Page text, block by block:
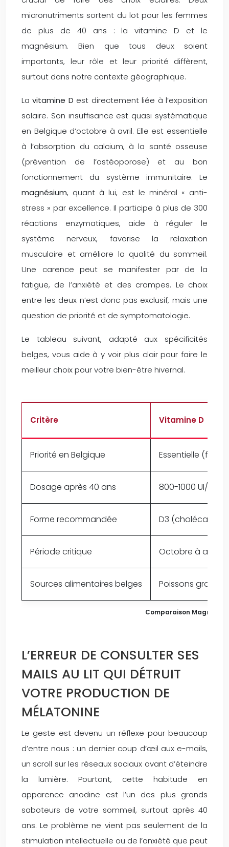
micronutriments sortent du lot pour les femmes
de plus de 40 ans : la vitamine D et le
magnésium. Bien que tous deux soient
importants, leur rôle et leur priorité diffèrent,
surtout dans notre contexte géographique.
Lavitamine D est directement liée à l’exposition
solaire. Son insuffisance est quasi systématique
en Belgique d’octobre à avril. Elle est essentielle
à l’absorption du calcium, à la santé osseuse
(prévention de l’ostéoporose) et au bon
fonctionnement du système immunitaire. Le
magnésium, quant à lui, est le minéral « anti-
stress » par excellence. Il participe à plus de 300
réactions enzymatiques, aide à réguler le
système nerveux, favorise la relaxation
musculaire et améliore la qualité du sommeil.
Une carence peut se manifester par de la
fatigue, de l’anxiété et des crampes. Le choix
entre les deux n’est donc pas exclusif, mais une
question de priorité et de symptomatologie.
Le tableau suivant, adapté aux spécificités
belges, vous aide à y voir plus clair pour faire le
meilleur choix pour votre bien-être hivernal.
Comparaison
Critère Vitamine D
Priorité en Belgique Essentielle
Dosage après 40 ans 800-1000 UI/jour
Forme recommandée D3
Période critique Octobre à avril
Sources alimentaires belges Poissons gras,
L’ERREUR DE CONSULTER SES
MAILS AU LIT QUI DÉTRUIT
VOTRE PRODUCTION DE
MÉLATONINE
Le geste est devenu un réflexe pour beaucoup
d’entre nous : un dernier coup d’œil aux e-mails,
un scroll sur les réseaux sociaux avant d’éteindre
la lumière. Pourtant, cette habitude en
apparence anodine est l’un des plus grands
saboteurs de votre sommeil, surtout après 40
ans. Le problème ne vient pas seulement de la
stimulation intellectuelle ou de l’anxiété que peut